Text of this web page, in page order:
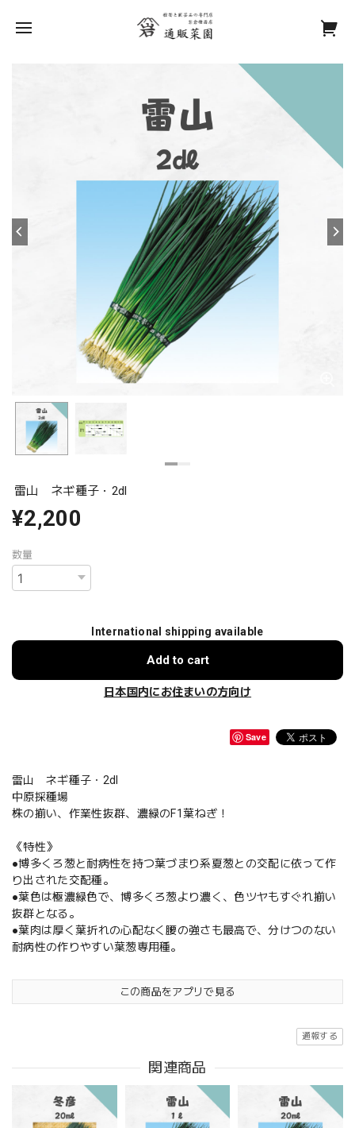
雷山 ネギ種子・2dl
¥2,200
数量
International shipping available
Add to cart
日本国内にお住まいの方向け
Save
雷山 ネギ種子・2dl
中原採種場
株の揃い、作業性抜群、濃緑のF1葉ねぎ！
《特性》
●博多くろ葱と耐病性を持つ葉づまり系夏葱との交配に依って作
り出された交配種。
●葉色は極濃緑色で、博多くろ葱より濃く、色ツヤもすぐれ揃い
抜群となる。
●葉肉は厚く葉折れの心配なく腰の強さも最高で、分けつのない
耐病性の作りやすい葉葱専用種。
この商品をアプリで見る
通報する
関連商品